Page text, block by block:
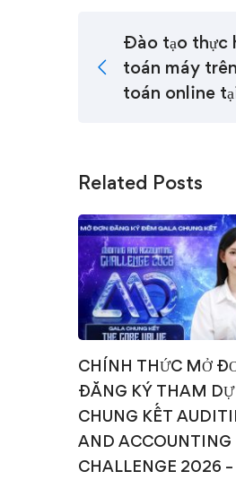
Đào tạo thực
toán máy
toán online
Related Posts
CHÍNH THỨC MỞ
ĐĂNG KÝ THAM
CHUNG KẾT
AND ACCOUNTING
CHALLENGE 2026 –